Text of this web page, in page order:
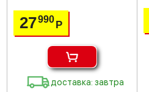
27990Р
доставка: завтра